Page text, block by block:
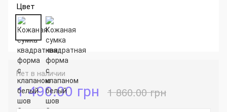
Цвет
Нет в наличии
1 490.00 грн 1 860.00 грн